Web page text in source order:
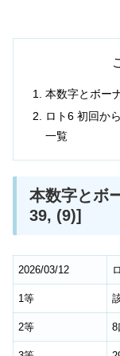
本数字とボー
ロト6 初回か
一覧
本数字とボ
39, (9)]
2026/03/12
1等
2等 8